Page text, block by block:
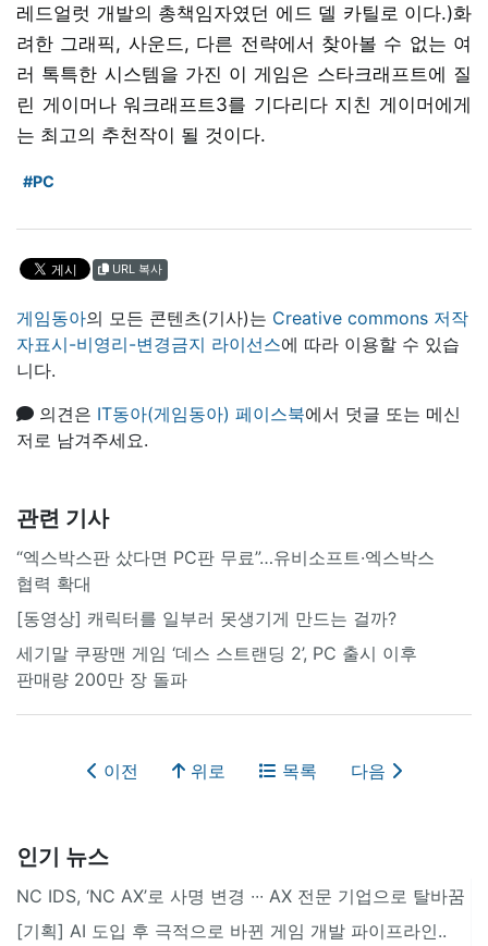
레드얼럿 개발의 총책임자였던 에드 델 카틸로 이다.)화
려한 그래픽, 사운드, 다른 전략에서 찾아볼 수 없는 여
러 톡특한 시스템을 가진 이 게임은 스타크래프트에 질
린 게이머나 워크래프트3를 기다리다 지친 게이머에게
는 최고의 추천작이 될 것이다.
#PC
URL 복사
게임동아의 모든 콘텐츠(기사)는 Creative commons 저작
자표시-비영리-변경금지 라이선스에 따라 이용할 수 있습
니다.
의견은 IT동아(게임동아) 페이스북에서 덧글 또는 메신
저로 남겨주세요.
관련 기사
“엑스박스판 샀다면 PC판 무료”…유비소프트·엑스박스
협력 확대
[동영상] 캐릭터를 일부러 못생기게 만드는 걸까?
세기말 쿠팡맨 게임 ‘데스 스트랜딩 2’, PC 출시 이후
판매량 200만 장 돌파
이전 위로 목록 다음
인기 뉴스
NC IDS, ‘NC AX’로 사명 변경 ∙∙∙ AX 전문 기업으로 탈바꿈
[기획] AI 도입 후 극적으로 바뀐 게임 개발 파이프라인..